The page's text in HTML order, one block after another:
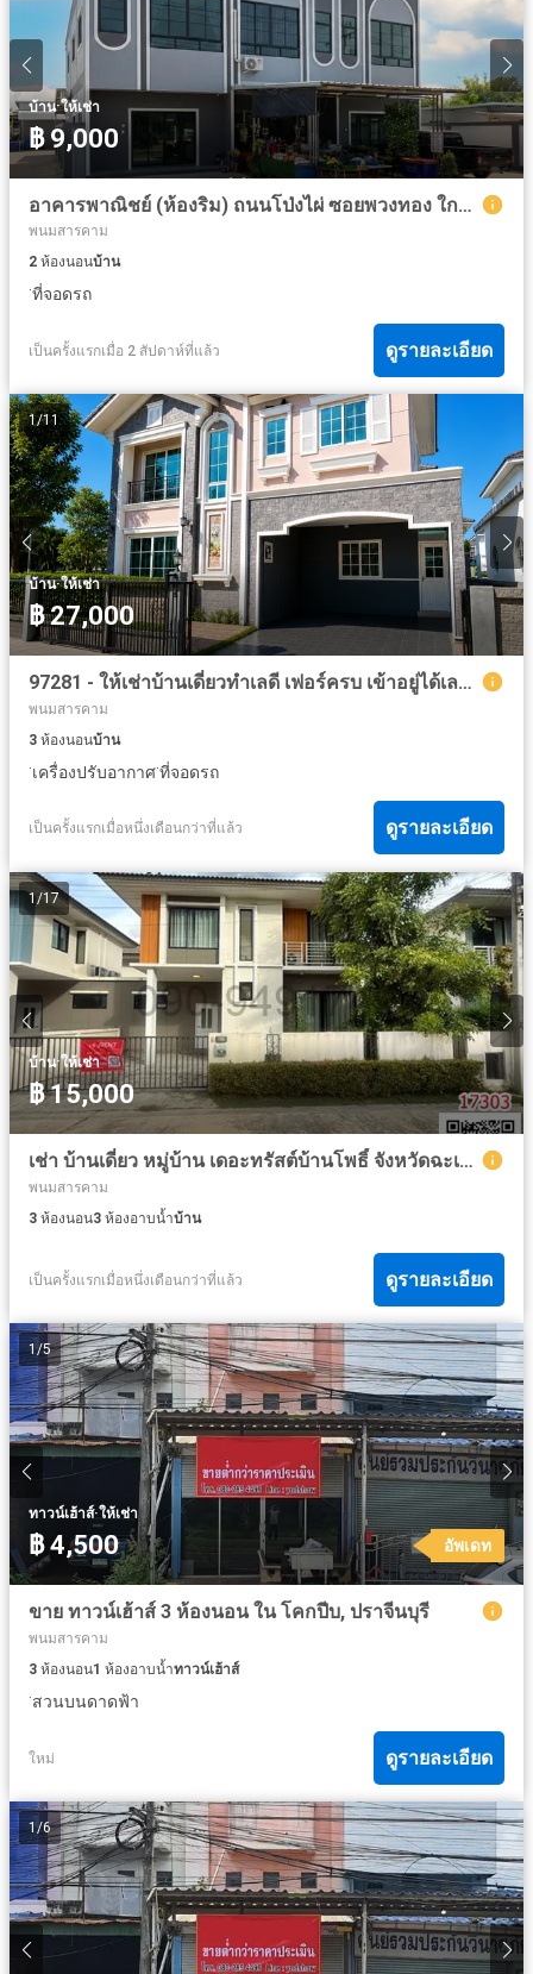
บ้าน·ให้เช่า
฿ 9,000
อาคารพาณิชย์ (ห้องริม) ถนนโป่งไผ่ ซอยพวงทอง ใกล้นิคมอุตสาหกรรม 304 ปราจีนบุรี
พนมสารคาม
2 ห้องนอนบ้าน
·ที่จอดรถ
เป็นครั้งแรกเมื่อ 2 สัปดาห์ที่แล้ว ดูรายละเอียด
1/11
บ้าน·ให้เช่า
฿ 27,000
97281 - ให้เช่าบ้านเดี่ยวทำเลดี เฟอร์ครบ เข้าอยู่ได้เลย ใช้ชีวิตง่ายขึ้นทันที ใกล้โวัดผานิตาราม ฉะเชิงเทรา
พนมสารคาม
3 ห้องนอนบ้าน
·เครื่องปรับอากาศ·ที่จอดรถ
เป็นครั้งแรกเมื่อหนึ่งเดือนกว่าที่แล้ว ดูรายละเอียด
1/17
บ้าน·ให้เช่า
฿ 15,000
เช่า บ้านเดี่ยว หมู่บ้าน เดอะทรัสต์บ้านโพธิ์ จังหวัดฉะเชิงเทรา
พนมสารคาม
3 ห้องนอน3 ห้องอาบน้ำบ้าน
เป็นครั้งแรกเมื่อหนึ่งเดือนกว่าที่แล้ว ดูรายละเอียด
1/5
ทาวน์เฮ้าส์·ให้เช่า
฿ 4,500 อัพเดท
ขาย ทาวน์เฮ้าส์ 3 ห้องนอน ใน โคกปีบ, ปราจีนบุรี
พนมสารคาม
3 ห้องนอน1 ห้องอาบน้ำทาวน์เฮ้าส์
·สวนบนดาดฟ้า
ใหม่ ดูรายละเอียด
1/6